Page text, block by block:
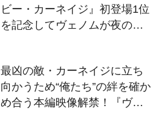
ビー・カーネイジ』初登場1位
を記念してヴェノムが夜の街
最凶の敵・カーネイジに立ち
向かうため“俺たち”の絆を確か
め合う本編映像解禁！『ヴェ